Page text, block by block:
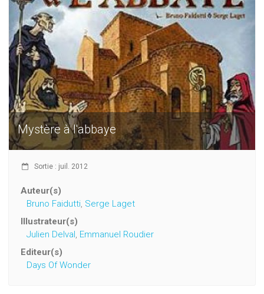
Mystère à l'abbaye
Sortie : juil. 2012
Auteur(s)
Bruno Faidutti, Serge Laget
Illustrateur(s)
Julien Delval, Emmanuel Roudier
Editeur(s)
Days Of Wonder